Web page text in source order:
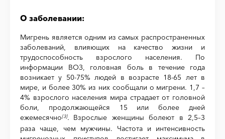
О заболевании:
Мигрень является одним из самых распространенных
заболеваний, влияющих на качество жизни и
трудоспособность взрослого населения. По
информации ВОЗ, головная боль в течение года
возникает у 50-75% людей в возрасте 18-65 лет в
мире, и более 30% из них сообщали о мигрени. 1,7 –
4% взрослого населения мира страдает от головной
боли, продолжающейся 15 или более дней
ежемесячно[3]. Взрослые женщины болеют в 2,5–3
раза чаще, чем мужчины. Частота и интенсивность